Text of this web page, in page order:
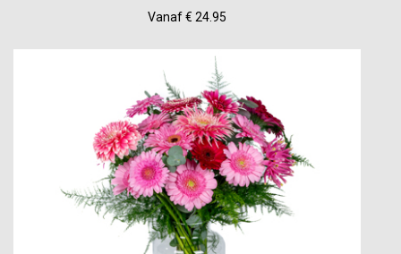
Vanaf € 24.95